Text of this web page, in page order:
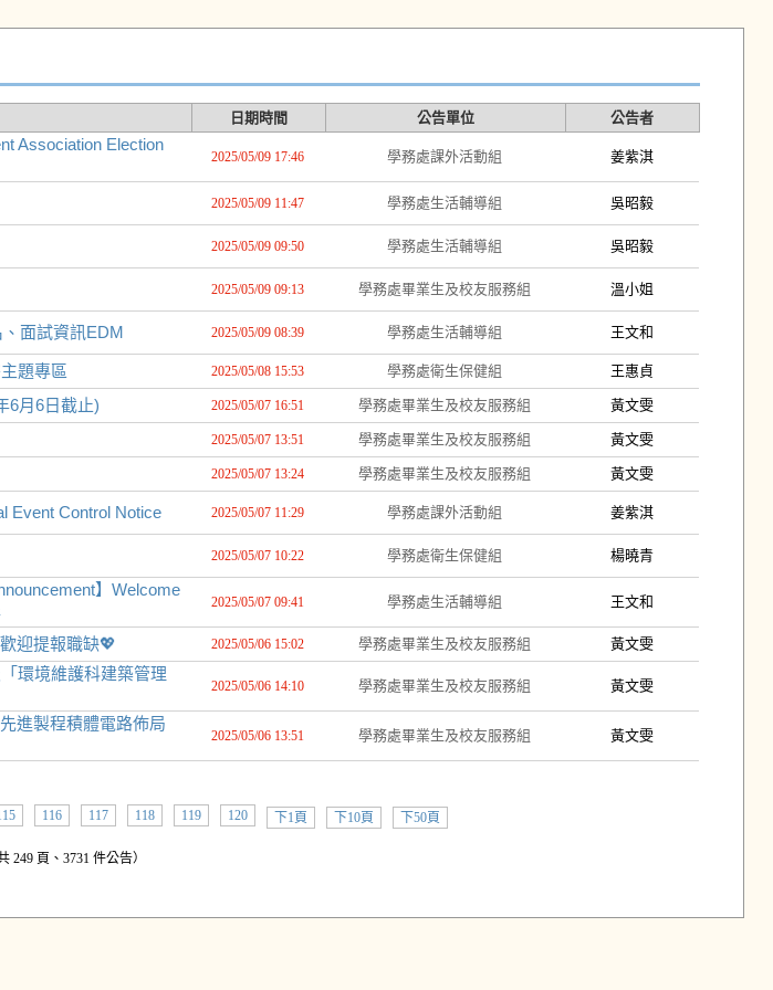
日期時間 公告單位 公告者
Association Election
2025/05/09 17:46 學務處課外活動組 姜紫淇
2025/05/09 11:47 學務處生活輔導組 吳昭毅
2025/05/09 09:50 學務處生活輔導組 吳昭毅
2025/05/09 09:13 學務處畢業生及校友服務組 溫小姐
面試資訊EDM 2025/05/09 08:39 學務處生活輔導組 王文和
題專區 2025/05/08 15:53 學務處衛生保健組 王惠貞
6月6日截止) 2025/05/07 16:51 學務處畢業生及校友服務組 黃文雯
2025/05/07 13:51 學務處畢業生及校友服務組 黃文雯
2025/05/07 13:24 學務處畢業生及校友服務組 黃文雯
Event Control Notice 2025/05/07 11:29 學務處課外活動組 姜紫淇
2025/05/07 10:22 學務處衛生保健組 楊曉青
】Welcome
2025/05/07 09:41 學務處生活輔導組 王文和
迎提報職缺💖 2025/05/06 15:02 學務處畢業生及校友服務組 黃文雯
環境維護科建築管理
2025/05/06 14:10 學務處畢業生及校友服務組 黃文雯
進製程積體電路佈局
2025/05/06 13:51 學務處畢業生及校友服務組 黃文雯
116 117 118 119 120 下1頁 下10頁 下50頁
249 頁、3731 件公告）